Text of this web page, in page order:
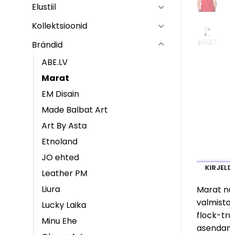
Elustiil
Kollektsioonid
Brändid
ABE.LV
Marat
EM Disain
Made Balbat Art
Art By Asta
Etnoland
JO ehted
Leather PM
Liura
Lucky Laika
Minu Ehe
Marat
flock-